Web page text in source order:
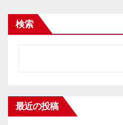
検索
最近の投稿